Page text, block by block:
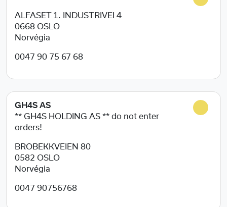
ALFASET 1. INDUSTRIVEI 4
0668 OSLO
Norvégia
0047 90 75 67 68
GH4S AS
** GH4S HOLDING AS ** do not enter
orders!
BROBEKKVEIEN 80
0582 OSLO
Norvégia
0047 90756768